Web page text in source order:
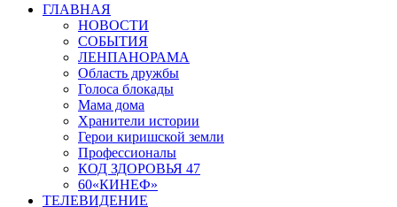
ГЛАВНАЯ
НОВОСТИ
СОБЫТИЯ
ЛЕНПАНОРАМА
Область дружбы
Голоса блокады
Мама дома
Хранители истории
Герои киришской земли
Профессионалы
КОД ЗДОРОВЬЯ 47
60«КИНЕФ»
ТЕЛЕВИДЕНИЕ